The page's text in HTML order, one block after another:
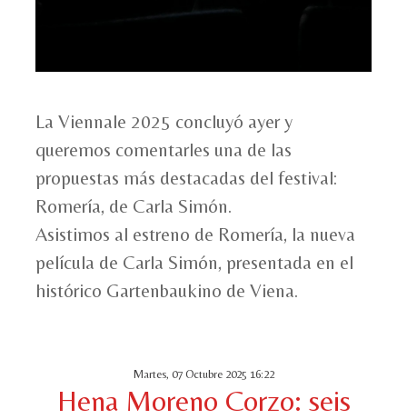
La Viennale 2025 concluyó ayer y
queremos comentarles una de las
propuestas más destacadas del festival:
Romería, de Carla Simón.
Asistimos al estreno de Romería, la nueva
película de Carla Simón, presentada en el
histórico Gartenbaukino de Viena.
Martes, 07 Octubre 2025 16:22
Hena Moreno Corzo: seis